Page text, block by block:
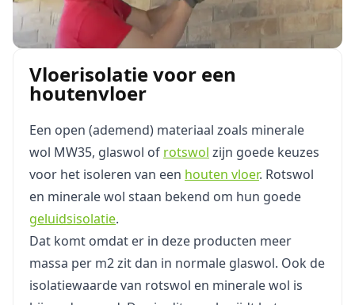
Vloerisolatie voor een
houtenvloer
Een open (ademend) materiaal zoals minerale
wol MW35, glaswol of rotswol zijn goede keuzes
voor het isoleren van een houten vloer. Rotswol
en minerale wol staan bekend om hun goede
geluidsisolatie.
Dat komt omdat er in deze producten meer
massa per m2 zit dan in normale glaswol. Ook de
isolatiewaarde van rotswol en minerale wol is